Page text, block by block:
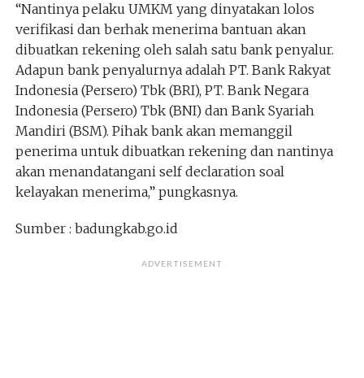
“Nantinya pelaku UMKM yang dinyatakan lolos
verifikasi dan berhak menerima bantuan akan
dibuatkan rekening oleh salah satu bank penyalur.
Adapun bank penyalurnya adalah PT. Bank Rakyat
Indonesia (Persero) Tbk (BRI), PT. Bank Negara
Indonesia (Persero) Tbk (BNI) dan Bank Syariah
Mandiri (BSM). Pihak bank akan memanggil
penerima untuk dibuatkan rekening dan nantinya
akan menandatangani self declaration soal
kelayakan menerima,” pungkasnya.
Sumber : badungkab.go.id
ADVERTISEMENT